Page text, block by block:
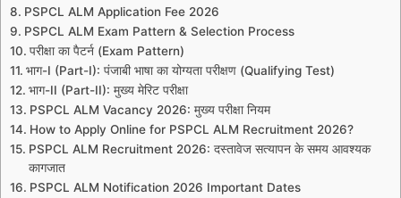
PSPCL ALM Application Fee 2026
PSPCL ALM Exam Pattern & Selection Process
परीक्षा का पैटर्न (Exam Pattern)
भाग-I (Part-I): पंजाबी भाषा का योग्यता परीक्षण (Qualifying Test)
भाग-II (Part-II): मुख्य मेरिट परीक्षा
PSPCL ALM Vacancy 2026: मुख्य परीक्षा नियम
How to Apply Online for PSPCL ALM Recruitment 2026?
PSPCL ALM Recruitment 2026: दस्तावेज सत्यापन के समय आवश्यक
कागजात
PSPCL ALM Notification 2026 Important Dates